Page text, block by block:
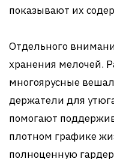
показывают их
Отдельного
хранения мелочей.
многоярусные
держатели для
помогают
плотном графике
полноценную